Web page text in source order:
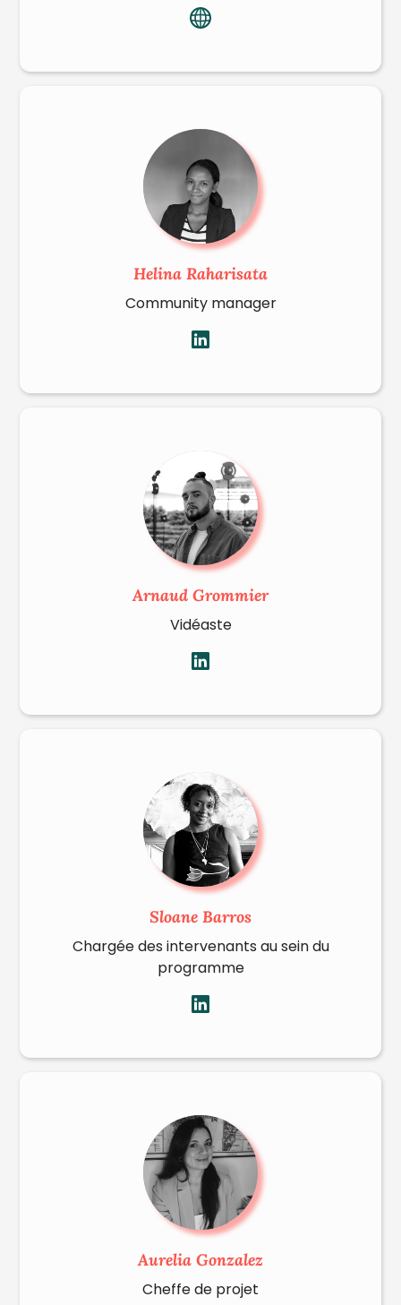
Helina Raharisata
Community manager
Arnaud Grommier
Vidéaste
Sloane Barros
Chargée des intervenants au sein du
programme
Aurelia Gonzalez
Cheffe de projet